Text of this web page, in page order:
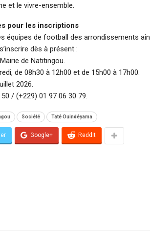
et le vivre-ensemble.
pour les inscriptions
équipes de football des arrondissements
dès à présent :
de Natitingou.
de 08h30 à 12h00 et de 15h00 à 17h00.
2026.
/ (+229) 01 97 06 30 79.
Société Taté Ouindéyama
Google+ ReddIt